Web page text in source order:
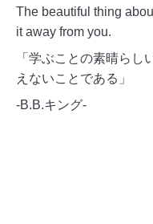
The beautiful thing
it away from you.
「学ぶことの素晴ら
えないことである」
-B.B.キング-